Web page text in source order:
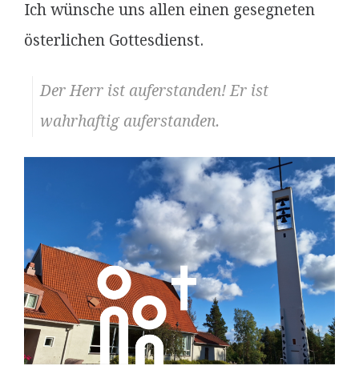
Ich wünsche uns allen einen gesegneten
österlichen Gottesdienst.
Der Herr ist auferstanden! Er ist
wahrhaftig auferstanden.